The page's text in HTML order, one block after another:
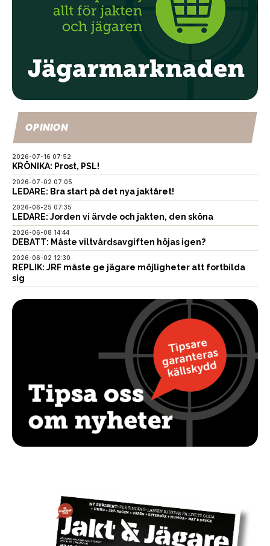
OPINION
2026-07-16 07:52
KRÖNIKA: Prost, PSL!
2026-07-02 07:05
LEDARE: Bra start på det nya jaktåret!
2026-06-25 07:35
LEDARE: Jorden vi ärvde och jakten, den sköna
2026-06-08 14:44
DEBATT: Måste viltvårdsavgiften höjas igen?
2026-06-02 12:30
REPLIK: JRF måste ge jägare möjligheter att fortbilda
sig